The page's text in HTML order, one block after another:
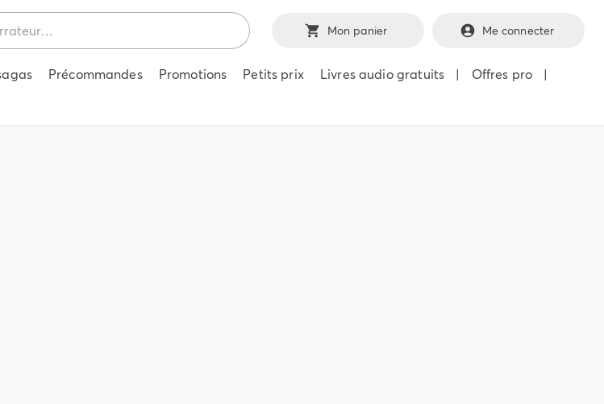
Mon panier Me connecter
Précommandes Promotions Petits prix Livres audio gratuits | Offres pro
|